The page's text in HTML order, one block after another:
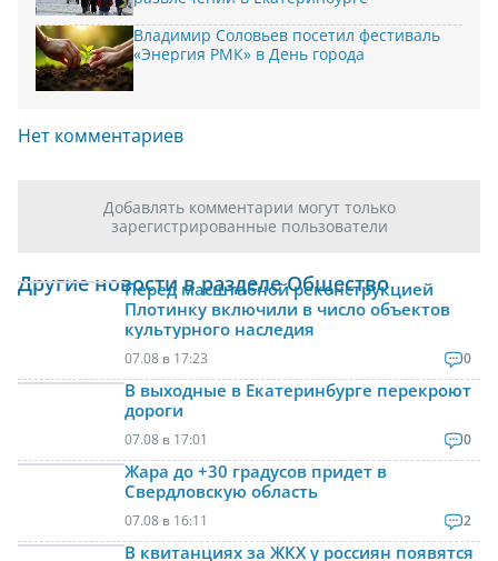
Владимир Соловьев посетил фестиваль
«Энергия РМК» в День города
Нет комментариев
Добавлять комментарии могут только
зарегистрированные пользователи
Другие новости в разделе Общество
Перед масштабной реконструкцией
Плотинку включили в число объектов
культурного наследия
07.08 в 17:23 0
В выходные в Екатеринбурге перекроют
дороги
07.08 в 17:01 0
Жара до +30 градусов придет в
Свердловскую область
07.08 в 16:11 2
В квитанциях за ЖКХ у россиян появятся